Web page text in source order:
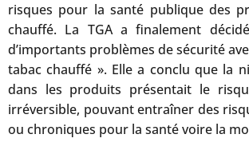
risques pour la santé publique des
chauffé. La TGA a finalement
d’importants problèmes de sécurité
tabac chauffé ». Elle a conclu que la
dans les produits présentait le
irréversible, pouvant entraîner des
ou chroniques pour la santé voire la